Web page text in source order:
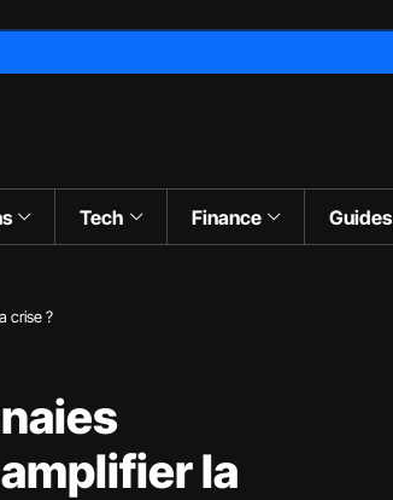
Tech Finance Guides
crise ?
la